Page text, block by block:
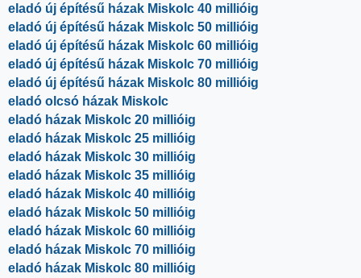
eladó új építésű házak Miskolc 40 millióig
eladó új építésű házak Miskolc 50 millióig
eladó új építésű házak Miskolc 60 millióig
eladó új építésű házak Miskolc 70 millióig
eladó új építésű házak Miskolc 80 millióig
eladó olcsó házak Miskolc
eladó házak Miskolc 20 millióig
eladó házak Miskolc 25 millióig
eladó házak Miskolc 30 millióig
eladó házak Miskolc 35 millióig
eladó házak Miskolc 40 millióig
eladó házak Miskolc 50 millióig
eladó házak Miskolc 60 millióig
eladó házak Miskolc 70 millióig
eladó házak Miskolc 80 millióig